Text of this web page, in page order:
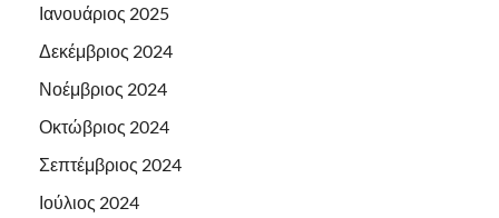
Ιανουάριος 2025
Δεκέμβριος 2024
Νοέμβριος 2024
Οκτώβριος 2024
Σεπτέμβριος 2024
Ιούλιος 2024